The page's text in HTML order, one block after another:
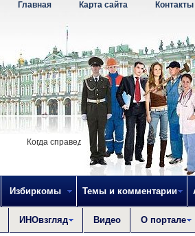
Когда справедливость исчезнет, то не
Контакты
Карта сайта
Главная
Избиркомы Темы и комментарии
ИНОвзгляд Видео О портале